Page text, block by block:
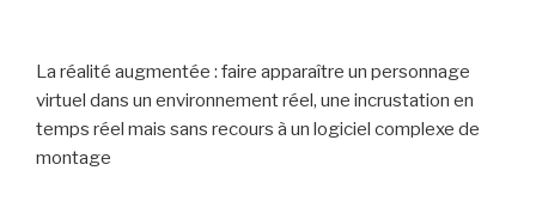
La réalité augmentée : faire apparaître un personnage
virtuel dans un environnement réel, une incrustation en
temps réel mais sans recours à un logiciel complexe de
montage